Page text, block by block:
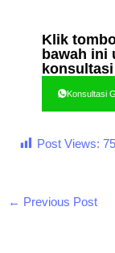
Klik
bawah ini
konsultasi
Konsultasi
Post Views:
← Previous Post